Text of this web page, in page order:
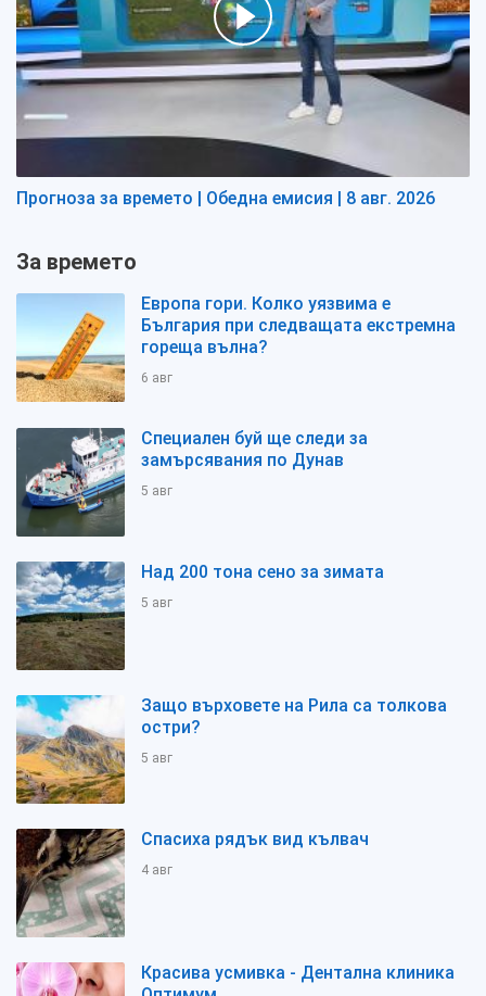
Прогноза за времето | Обедна емисия | 8 авг. 2026
За времето
Европа гори. Колко уязвима е
България при следващата екстремна
гореща вълна?
6 авг
Специален буй ще следи за
замърсявания по Дунав
5 авг
Над 200 тона сено за зимата
5 авг
Защо върховете на Рила са толкова
остри?
5 авг
Спасиха рядък вид кълвач
4 авг
Красива усмивка - Дентална клиника